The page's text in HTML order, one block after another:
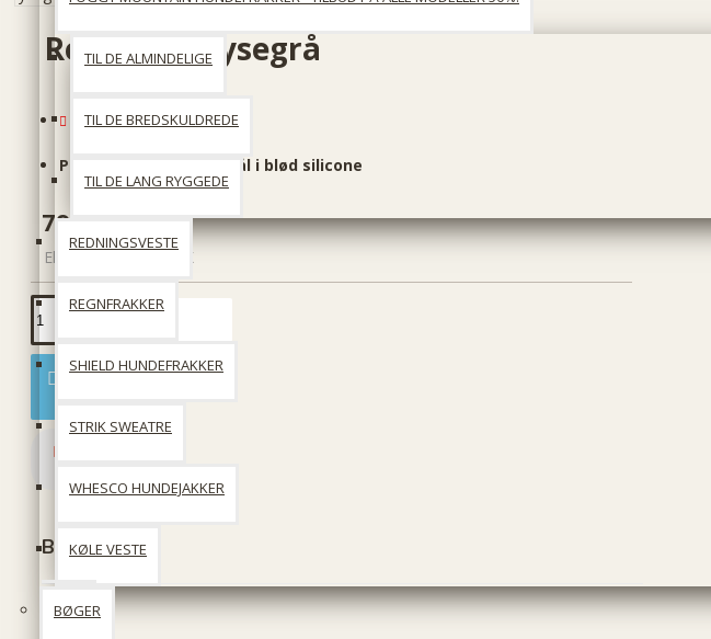
TIL DE ALMINDELIGE
TIL DE BREDSKULDREDE
TIL DE LANG RYGGEDE
REDNINGSVESTE
REGNFRAKKER
SHIELD HUNDEFRAKKER
STRIK SWEATRE
WHESCO HUNDEJAKKER
KØLE VESTE
BØGER
Rejseskål - lysegrå
79 DKK
Ekskl. moms: 63 DKK
Udsolgt
Produktkode:: Rejseskål i blød silicone
Læg i kurv
Beskrivelse